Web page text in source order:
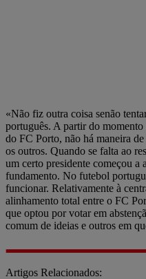
«Não fiz outra coisa senão
português. A partir do momento
do FC Porto, não há maneira
os outros. Quando se falta ao
um certo presidente começou a
fundamento. No futebol
funcionar. Relativamente à
alinhamento total entre o FC
que optou por votar em
comum de ideias e outros em
Artigos Relacionados: